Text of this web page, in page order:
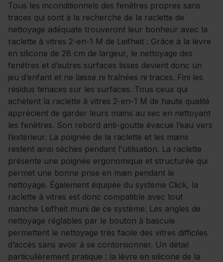
Tous les inconditionnels des fenêtres propres sans
traces qui sont à la recherche de la raclette de
nettoyage adéquate trouveront leur bonheur avec la
raclette à vitres 2-en-1 M de Leifheit : Grâce à la lèvre
en silicone de 28 cm de largeur, le nettoyage des
fenêtres et d’autres surfaces lisses devient donc un
jeu d’enfant et ne laisse ni traînées ni traces. Fini les
résidus tenaces sur les surfaces. Tous ceux qui
achètent la raclette à vitres 2-en-1 M de haute qualité
apprécient de garder leurs mains au sec en nettoyant
les fenêtres. Son rebord anti-goutte évacue l’eau vers
l’extérieur. La poignée de la raclette et les mains
restent ainsi sèches pendant l'utilisation. La raclette
présente une poignée ergonomique et structurée qui
permet une bonne prise en main pendant le
nettoyage. Également équipée du système Click, la
raclette à vitres est donc compatible avec tout
manche Leifheit muni de ce système. Les angles de
nettoyage réglables par le bouton à bascule
permettent le nettoyage très facile des vitres difficiles
d’accès sans avoir à se contorsionner. Un détail
particulièrement pratique : la lèvre en silicone de la